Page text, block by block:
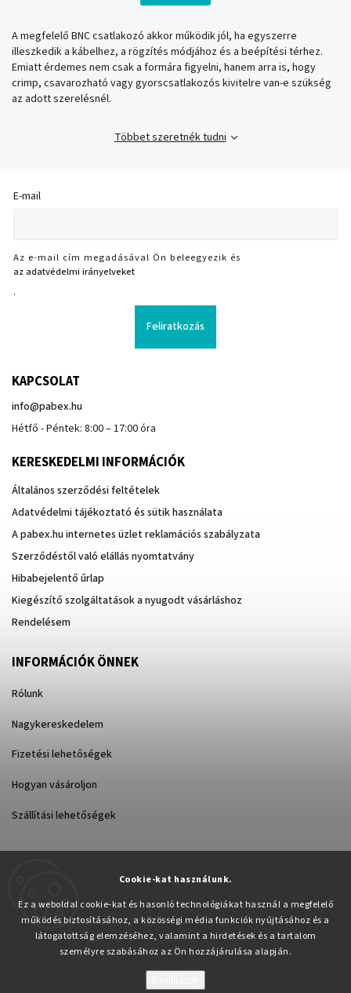
Cookie-kat használunk.
Ez a weboldal cookie-kat és hasonló technológiákat használ a megfelelő
működés biztosításához, a közösségi média funkciók nyújtásához és a
látogatottság elemzéséhez, valamint a hirdetések és a tartalom
személyre szabásához az Ön hozzájárulása alapján.
A megfelelő BNC csatlakozó akkor működik jól, ha egyszerre
illeszkedik a kábelhez, a rögzítés módjához és a beépítési térhez.
Emiatt érdemes nem csak a formára figyelni, hanem arra is, hogy
crimp, csavarozható vagy gyorscsatlakozós kivitelre van-e szükség
az adott szerelésnél.
Többet szeretnék tudni
E-mail
Az e-mail cím megadásával Ön beleegyezik és
az adatvédelmi irányelveket
.
Feliratkozás
KAPCSOLAT
info@pabex.hu
Hétfő - Péntek: 8:00 – 17:00 óra
KERESKEDELMI INFORMÁCIÓK
Általános szerződési feltételek
Adatvédelmi tájékoztató és sütik használata
A pabex.hu internetes üzlet reklamációs szabályzata
Szerződéstől való elállás nyomtatvány
Hibabejelentő űrlap
Kiegészítő szolgáltatások a nyugodt vásárláshoz
Rendelésem
INFORMÁCIÓK ÖNNEK
Rólunk
Nagykereskedelem
Fizetési lehetőségek
Hogyan vásároljon
Szállítási lehetőségek